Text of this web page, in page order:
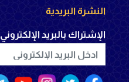
النشرة البريدية
الإشتراك بالبريد الإلكتروني